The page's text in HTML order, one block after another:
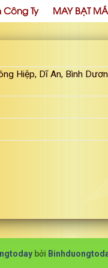
Công Ty MAY BẠT
Hiệp, Dĩ An, Bình
bởi